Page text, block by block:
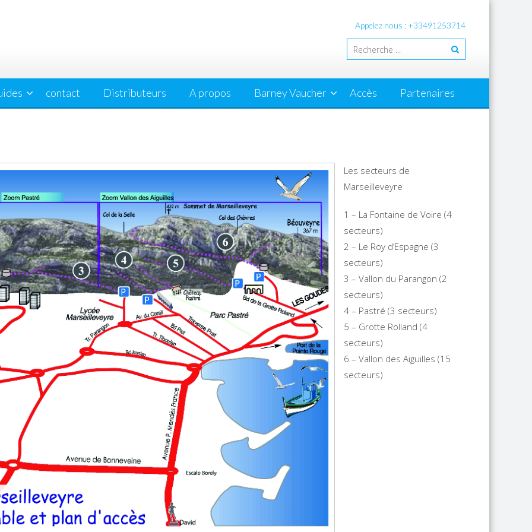
Appelez nous : +33491253714
contact Distributeurs A propos Barney Vaucher Accès Partenaires
Les secteurs de
Marseilleveyre
1 – La Fontaine de Voire (4
secteurs)
2 – Le Roy d’Espagne (3
secteurs)
3 – Vallon du Parangon (2
secteurs)
4 – Pastré (3 secteurs)
5 – Grotte Rolland (4
secteurs)
6 – Vallon des Aiguilles (15
secteurs)